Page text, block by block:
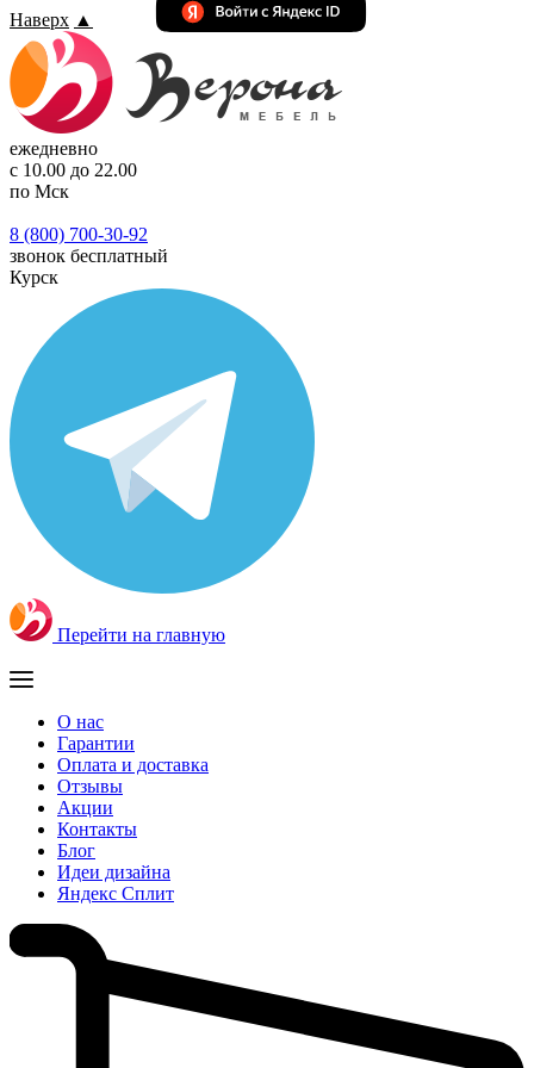
Наверх ▲
ежедневно
с 10.00 до 22.00
по Мск
8 (800) 700-30-92
звонок бесплатный
Курск
Перейти на главную
О нас
Гарантии
Оплата и доставка
Отзывы
Акции
Контакты
Блог
Идеи дизайна
Яндекс Сплит